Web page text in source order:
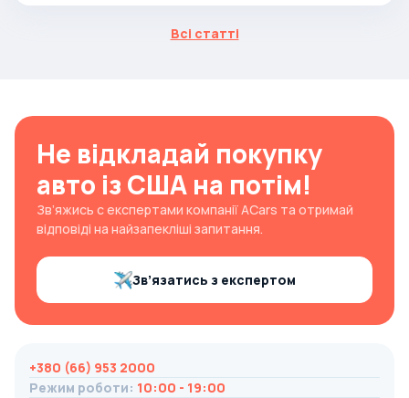
Всі статті
Не відкладай покупку
авто із США на потім!
Зв’яжись с експертами компанії ACars та отримай
відповіді на найзапекліші запитання.
Зв’язатись з експертом
+380 (66) 953 2000
Режим роботи: 10:00 - 19:00